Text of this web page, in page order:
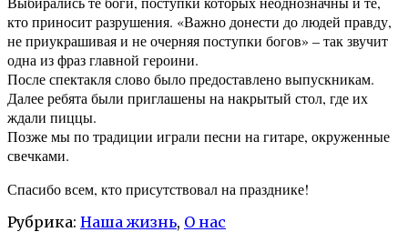
кто приносит разрушения. «Важно донести до людей правду,
не приукрашивая и не очерняя поступки богов» – так звучит
одна из фраз главной героини.
После спектакля слово было предоставлено выпускникам.
Далее ребята были приглашены на накрытый стол, где их
ждали пиццы.
Позже мы по традиции играли песни на гитаре, окруженные
свечками.
Спасибо всем, кто присутствовал на празднике!
Рубрика: Наша жизнь, О нас